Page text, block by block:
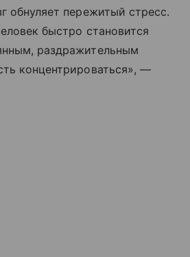
обнуляет пережитый стресс.
быстро становится
раздражительным
концентрироваться», —